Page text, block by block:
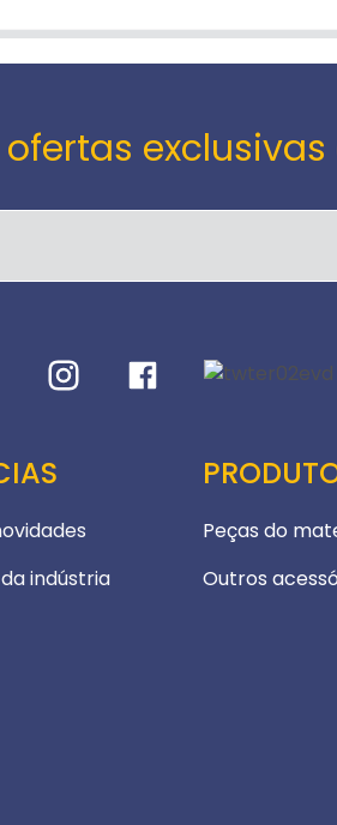
indústria
Peças do
Outros